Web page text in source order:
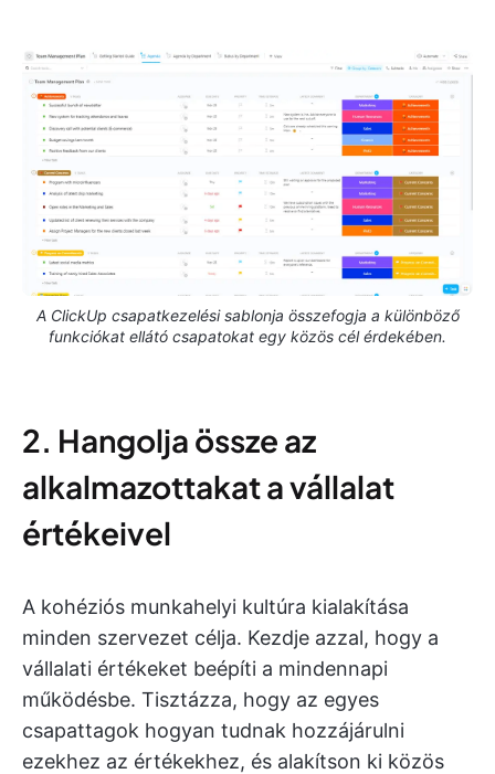
A ClickUp csapatkezelési sablonja összefogja a különböző
funkciókat ellátó csapatokat egy közös cél érdekében.
2. Hangolja össze az
alkalmazottakat a vállalat
értékeivel
A kohéziós munkahelyi kultúra kialakítása
minden szervezet célja. Kezdje azzal, hogy a
vállalati értékeket beépíti a mindennapi
működésbe. Tisztázza, hogy az egyes
csapattagok hogyan tudnak hozzájárulni
ezekhez az értékekhez, és alakítson ki közös